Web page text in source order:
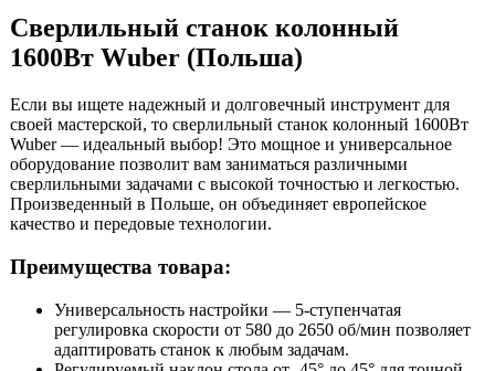
Сверлильный станок колонный
1600Вт Wuber (Польша)
Если вы ищете надежный и долговечный инструмент для
своей мастерской, то сверлильный станок колонный 1600Вт
Wuber — идеальный выбор! Это мощное и универсальное
оборудование позволит вам заниматься различными
сверлильными задачами с высокой точностью и легкостью.
Произведенный в Польше, он объединяет европейское
качество и передовые технологии.
Преимущества товара:
Универсальность настройки — 5-ступенчатая
регулировка скорости от 580 до 2650 об/мин позволяет
адаптировать станок к любым задачам.